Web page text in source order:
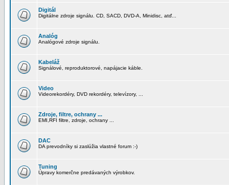
Digitál
Digitálne zdroje signálu. CD, SACD, DVD-A, Minidisc, atď...
Analóg
Analógové zdroje signálu.
Kabeláž
Signálové, reproduktorové, napájacie káble.
Video
Videorekordéry, DVD rekordéry, televízory, ...
Zdroje, filtre, ochrany ...
EMI,RFI filtre, zdroje, ochrany ...
DAC
DA prevodníky si zaslúžia vlastné forum :-)
Tuning
Úpravy komerčne predávaných výrobkov.